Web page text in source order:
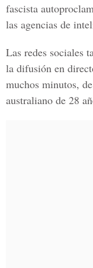
fascista
las agencias de
Las redes sociales
la difusión en
muchos minutos,
australiano de 28